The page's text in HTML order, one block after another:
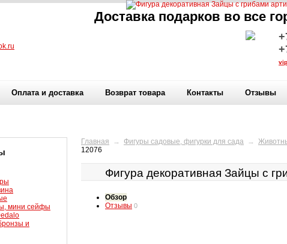
Доставка подарков во все
Оплата и доставка Возврат товара Контакты Отзывы
мини сейфы
и
Главная → Фигуры садовые, фигурки для сада →
12076
Фигура декоративная Зайцы с
Обзор
Отзывы 0